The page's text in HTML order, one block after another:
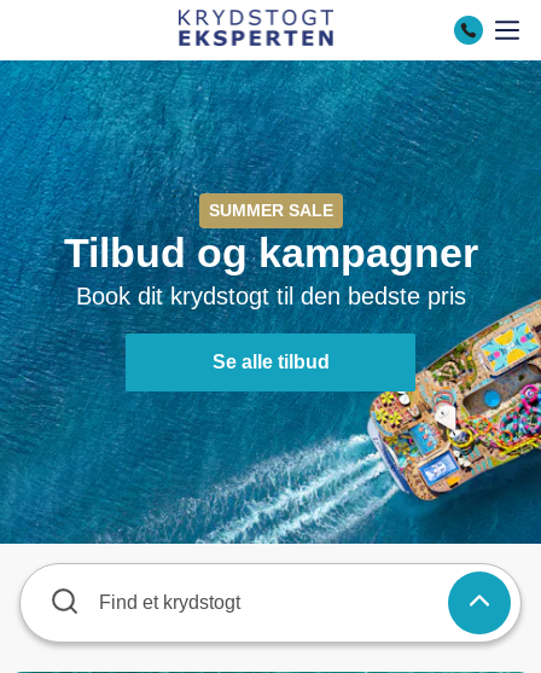
Book krydstogter i hele
SUMMER SALE
Tilbud og kampagner
Book dit krydstogt til den bedste pris
Se alle tilbud
Find et krydstogt